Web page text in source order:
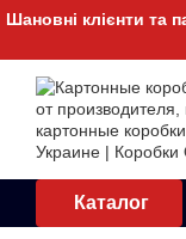
Перейти к основному
Шановні клієнти та
Каталог